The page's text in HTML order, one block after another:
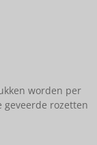
worden per
rozetten